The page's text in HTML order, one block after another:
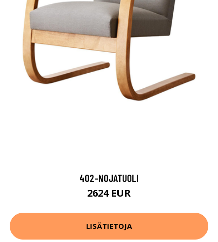
402-NOJATUOLI
2624 EUR
LISÄTIETOJA